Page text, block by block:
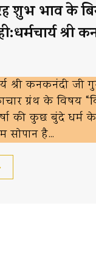
शुभ भाव के
श्री
श्री कनकनंदी जी
ग्रंथ के विषय
की कुछ बुंदे
सोपान है…